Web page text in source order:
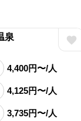
泉
4,400円〜/人
4,125円〜/人
3,735円〜/人